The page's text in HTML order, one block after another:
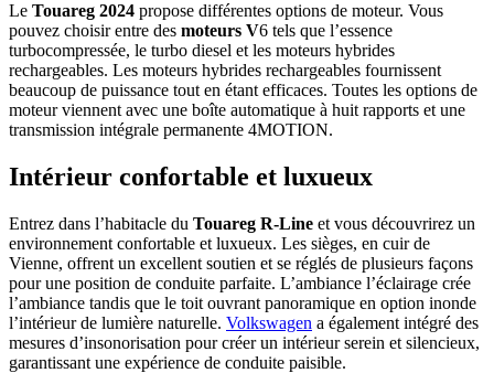
Le Touareg 2024 propose différentes options de moteur. Vous
pouvez choisir entre des moteurs V6 tels que l’essence
turbocompressée, le turbo diesel et les moteurs hybrides
rechargeables. Les moteurs hybrides rechargeables fournissent
beaucoup de puissance tout en étant efficaces. Toutes les options de
moteur viennent avec une boîte automatique à huit rapports et une
transmission intégrale permanente 4MOTION.
Intérieur confortable et luxueux
Entrez dans l’habitacle du Touareg R-Line et vous découvrirez un
environnement confortable et luxueux. Les sièges, en cuir de
Vienne, offrent un excellent soutien et se réglés de plusieurs façons
pour une position de conduite parfaite. L’ambiance l’éclairage crée
l’ambiance tandis que le toit ouvrant panoramique en option inonde
l’intérieur de lumière naturelle. Volkswagen a également intégré des
mesures d’insonorisation pour créer un intérieur serein et silencieux,
garantissant une expérience de conduite paisible.